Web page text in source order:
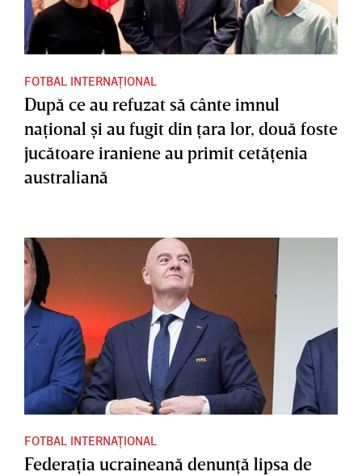
FOTBAL INTERNAȚIONAL
După ce au refuzat să cânte imnul
naţional şi au fugit din ţara lor, două foste
jucătoare iraniene au primit cetăţenia
australiană
FOTBAL INTERNAȚIONAL
Federaţia ucraineană denunţă lipsa de